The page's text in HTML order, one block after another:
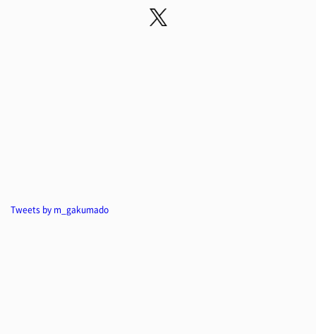
Tweets by m_gakumado